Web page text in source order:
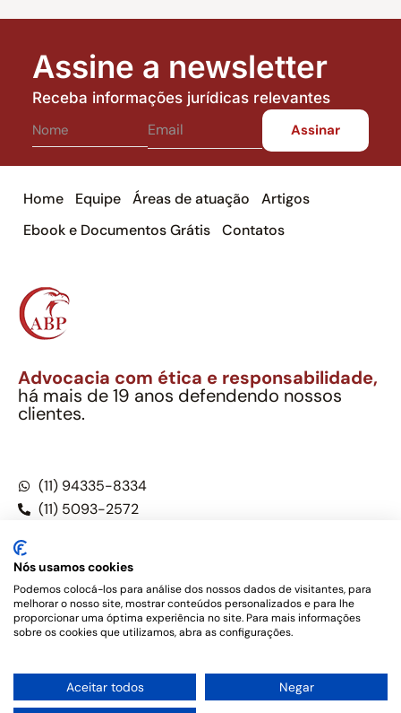
Assine a newsletter
Receba informações jurídicas relevantes
Home Equipe Áreas de atuação
Artigos
Ebook e Documentos Grátis
Contatos
Advocacia com ética e responsabilidade,
há mais de 19 anos defendendo nossos
clientes.
(11) 94335-8334
(11) 5093-2572
Este site não é um produto Meta Platforms, Inc., Google LLC,
tampouco oferece serviços públicos oficiais. Somos um
o Código de Ética e Disciplina da OAB do Brasil – Alexandre
Berthe Pinto Soc. de Adv, OAB/SP nº 22477 –Política de
Nós usamos cookies
Podemos colocá-los para análise dos nossos dados de visitantes, para
melhorar o nosso site, mostrar conteúdos personalizados e para lhe
proporcionar uma óptima experiência no site. Para mais informações
sobre os cookies que utilizamos, abra as configurações.
Aceitar todos Negar